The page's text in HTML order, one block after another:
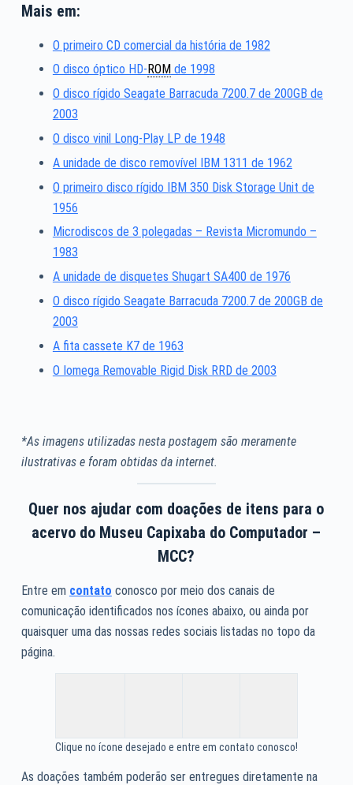
Mais em:
O primeiro CD comercial da história de 1982
O disco óptico HD- ROM de 1998
O disco rígido Seagate Barracuda 7200.7 de 200GB de
2003
O disco vinil Long-Play LP de 1948
A unidade de disco removível IBM 1311 de 1962
O primeiro disco rígido IBM 350 Disk Storage Unit de
1956
Microdiscos de 3 polegadas – Revista Micromundo –
1983
A unidade de disquetes Shugart SA400 de 1976
O disco rígido Seagate Barracuda 7200.7 de 200GB de
2003
A fita cassete K7 de 1963
O Iomega Removable Rigid Disk RRD de 2003
*As imagens utilizadas nesta postagem são meramente
ilustrativas e foram obtidas da internet.
Quer nos ajudar com doações de itens para o
acervo do Museu Capixaba do Computador –
MCC?
Entre em contato conosco por meio dos canais de
comunicação identificados nos ícones abaixo, ou ainda por
quaisquer uma das nossas redes sociais listadas no topo da
página.
Clique no ícone desejado e entre em contato conosco!
As doações também poderão ser entregues diretamente na